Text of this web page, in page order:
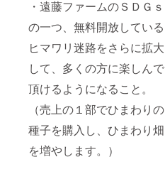
・遠藤ファームのＳＤＧｓ
の一つ、無料開放している
ヒマワリ迷路をさらに拡大
して、多くの方に楽しんで
頂けるようになること。
（売上の１部でひまわりの
種子を購入し、ひまわり畑
を増やします。）